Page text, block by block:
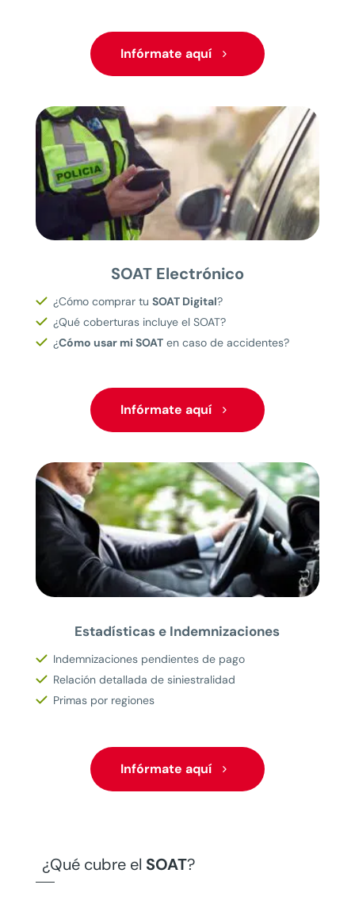
Infórmate aquí
SOAT Electrónico
¿Cómo comprar tu SOAT Digital?
¿Qué coberturas incluye el SOAT?
¿Cómo usar mi SOATen caso de accidentes?
Infórmate aquí
Estadísticas e Indemnizaciones
Indemnizaciones pendientes de pago
Relación detallada de siniestralidad
Primas por regiones
Infórmate aquí
¿Qué cubre el SOAT?